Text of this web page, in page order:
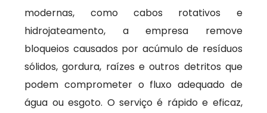
modernas, como cabos rotativos e
hidrojateamento, a empresa remove
bloqueios causados por acúmulo de resíduos
sólidos, gordura, raízes e outros detritos que
podem comprometer o fluxo adequado de
água ou esgoto. O serviço é rápido e eficaz,